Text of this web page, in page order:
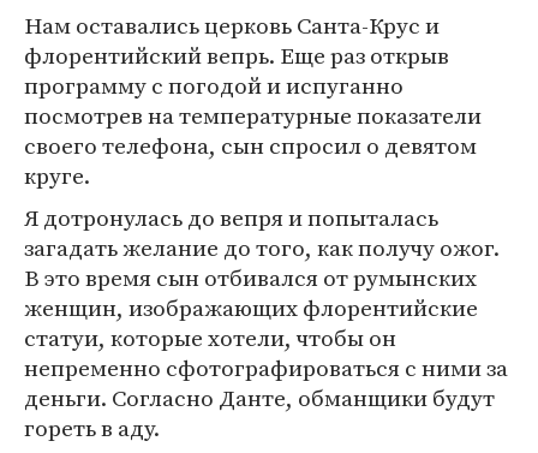
Нам оставались церковь Санта-Крус и
флорентийский вепрь. Еще раз открыв
программу с погодой и испуганно
посмотрев на температурные показатели
своего телефона, сын спросил о девятом
круге.
Я дотронулась до вепря и попыталась
загадать желание до того, как получу ожог.
В это время сын отбивался от румынских
женщин, изображающих флорентийские
статуи, которые хотели, чтобы он
непременно сфотографироваться с ними за
деньги. Согласно Данте, обманщики будут
гореть в аду.